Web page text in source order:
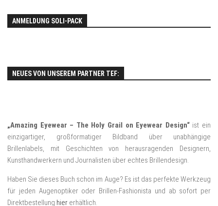
ANMELDUNG SOLI-PACK
NEUES VON UNSEREM PARTNER TEF:
„Amazing Eyewear – The Holy Grail on Eyewear Design“ist ein
einzigartiger, großformatiger Bildband über unabhängige
Brillenlabels, mit Geschichten von herausragenden Designern,
Kunsthandwerkern und Journalisten über echtes Brillendesign.
Haben Sie dieses Buch schon im Auge? Es ist das perfekte Werkzeug
für jeden Augenoptiker oder Brillen-Fashionista und ab sofort per
Direktbestellung hier erhältlich.